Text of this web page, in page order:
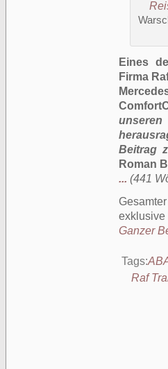
Eines
Firma
Beitrag
Roman
... (441
exklusive
Ganzer
Tags:
Raf